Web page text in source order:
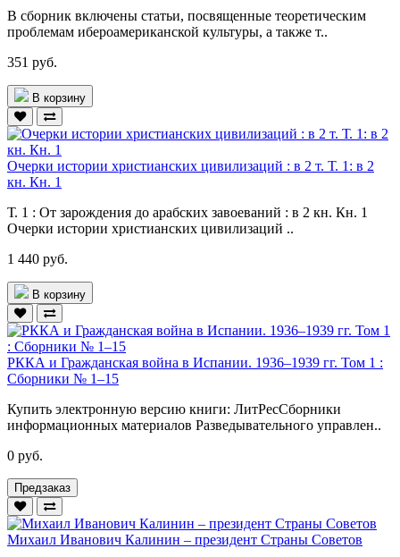
В сборник включены статьи, посвященные теоретическим
проблемам ибероамериканской культуры, а также т..
351 руб.
В корзину
Очерки истории христианских цивилизаций : в 2 т. Т. 1: в 2
кн. Кн. 1
Т. 1 : От зарождения до арабских завоеваний : в 2 кн. Кн. 1
Очерки истории христианских цивилизаций ..
1 440 руб.
В корзину
РККА и Гражданская война в Испании. 1936–1939 гг. Том 1 :
Сборники № 1–15
Купить электронную версию книги: ЛитРесСборники
информационных материалов Разведывательного управлен..
0 руб.
Предзаказ
Михаил Иванович Калинин – президент Страны Советов